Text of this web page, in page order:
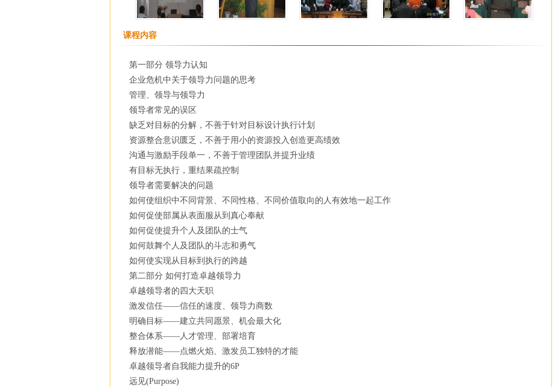
课程内容
第一部分 领导力认知
企业危机中关于领导力问题的思考
管理、领导与领导力
领导者常见的误区
缺乏对目标的分解，不善于针对目标设计执行计划
资源整合意识匮乏，不善于用小的资源投入创造更高绩效
沟通与激励手段单一，不善于管理团队并提升业绩
有目标无执行，重结果疏控制
领导者需要解决的问题
如何使组织中不同背景、不同性格、不同价值取向的人有效地一起工作
如何促使部属从表面服从到真心奉献
如何促使提升个人及团队的士气
如何鼓舞个人及团队的斗志和勇气
如何使实现从目标到执行的跨越
第二部分 如何打造卓越领导力
卓越领导者的四大天职
激发信任——信任的速度、领导力商数
明确目标——建立共同愿景、机会最大化
整合体系——人才管理、部署培育
释放潜能——点燃火焰、激发员工独特的才能
卓越领导者自我能力提升的6P
远见(Purpose)